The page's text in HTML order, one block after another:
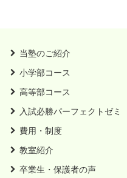
当塾のご紹介
小学部コース
高等部コース
入試必勝パーフェクトゼミ
費用・制度
教室紹介
卒業生・保護者の声